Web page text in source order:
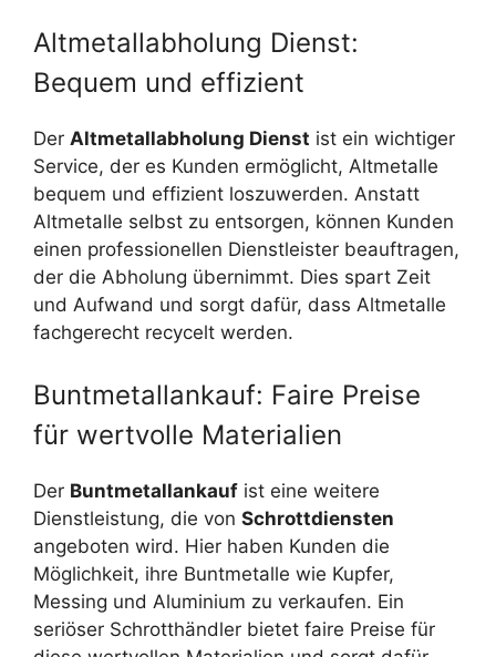
Altmetallabholung Dienst:
Bequem und effizient
Der Altmetallabholung Dienst ist ein wichtiger
Service, der es Kunden ermöglicht, Altmetalle
bequem und effizient loszuwerden. Anstatt
Altmetalle selbst zu entsorgen, können Kunden
einen professionellen Dienstleister beauftragen,
der die Abholung übernimmt. Dies spart Zeit
und Aufwand und sorgt dafür, dass Altmetalle
fachgerecht recycelt werden.
Buntmetallankauf: Faire Preise
für wertvolle Materialien
Der Buntmetallankauf ist eine weitere
Dienstleistung, die von Schrottdiensten
angeboten wird. Hier haben Kunden die
Möglichkeit, ihre Buntmetalle wie Kupfer,
Messing und Aluminium zu verkaufen. Ein
seriöser Schrotthändler bietet faire Preise für